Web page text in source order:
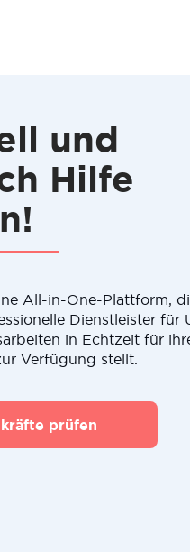
und
Hilfe
All-in-One-Plattform,
Dienstleister für
in Echtzeit für
Verfügung stellt.
prüfen